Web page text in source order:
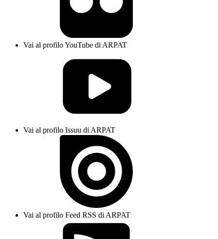
Vai al profilo YouTube di ARPAT
Vai al profilo Issuu di ARPAT
Vai al profilo Feed RSS di ARPAT